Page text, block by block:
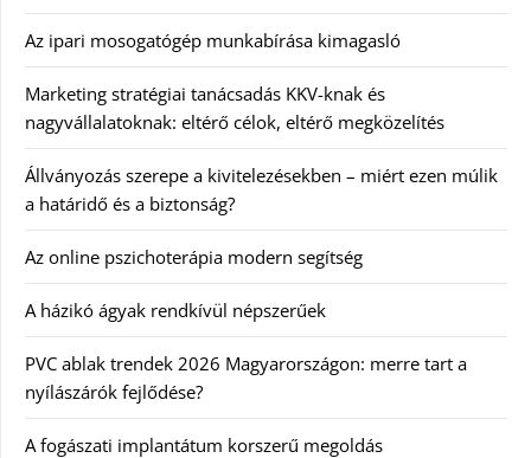
Az ipari mosogatógép munkabírása kimagasló
Marketing stratégiai tanácsadás KKV-knak és
nagyvállalatoknak: eltérő célok, eltérő megközelítés
Állványozás szerepe a kivitelezésekben – miért ezen múlik
a határidő és a biztonság?
Az online pszichoterápia modern segítség
A házikó ágyak rendkívül népszerűek
PVC ablak trendek 2026 Magyarországon: merre tart a
nyílászárók fejlődése?
A fogászati implantátum korszerű megoldás